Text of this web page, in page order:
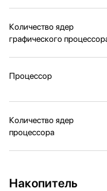
Количество ядер
графического
Процессор
Количество ядер
процессора
Накопитель